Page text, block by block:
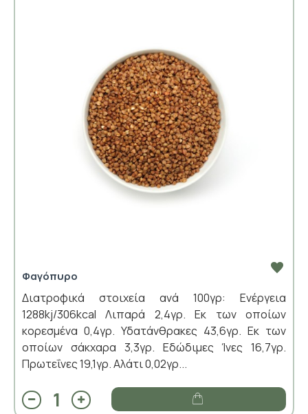
Φαγόπυρο
Διατροφικά στοιχεία ανά 100γρ: Ενέργεια
1288kj/306kcal Λιπαρά 2,4γρ. Εκ των οποίων
κορεσμένα 0,4γρ. Υδατάνθρακες 43,6γρ. Εκ των
οποίων σάκχαρα 3,3γρ. Εδώδιμες Ίνες 16,7γρ.
Πρωτεΐνες 19,1γρ. Αλάτι 0,02γρ...